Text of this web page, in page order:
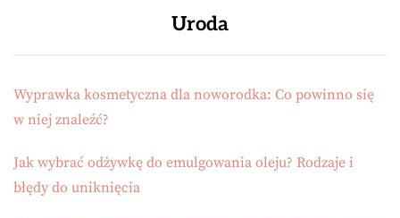
Uroda
Wyprawka kosmetyczna dla noworodka: Co powinno się
w niej znaleźć?
Jak wybrać odżywkę do emulgowania oleju? Rodzaje i
błędy do uniknięcia